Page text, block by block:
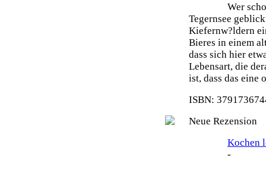
Wer
Tegernsee
Kiefernw?ldern
Bieres in einem
dass sich hier
Lebensart, die
ist, dass das eine
ISBN:
Neue Rezension
Kochen
-